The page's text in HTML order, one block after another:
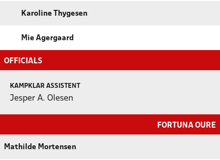
Karoline Thygesen
Mie Agergaard
OFFICIALS
KAMPKLAR ASSISTENT
Jesper A. Olesen
FORTUNA OURE
Mathilde Mortensen